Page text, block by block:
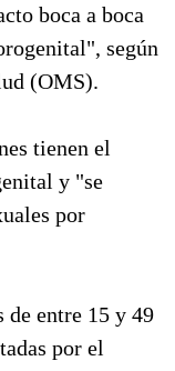
boca a boca
según
(OMS).
tienen el
y "se
por
de entre 15 y 49
por el